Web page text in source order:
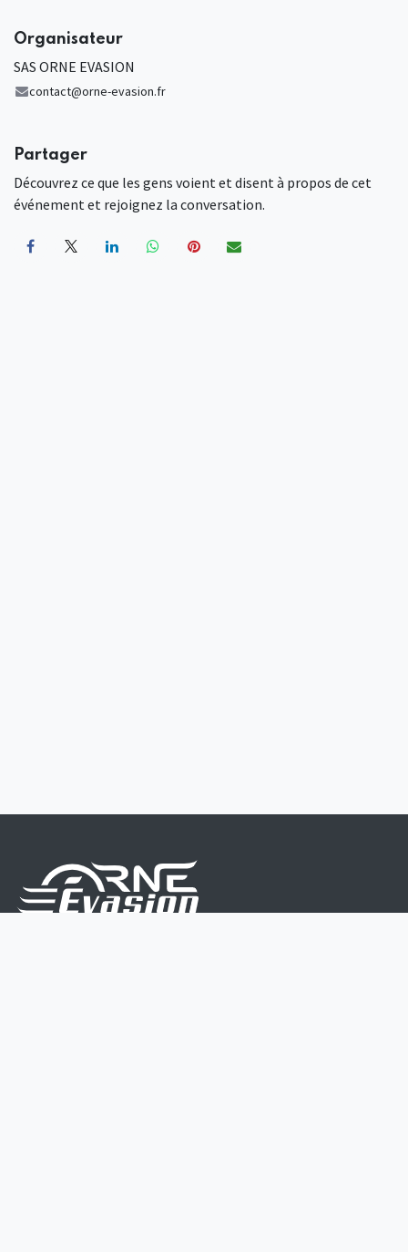
Organisateur
SAS ORNE EVASION
contact@orne-evasion.fr
Partager
Découvrez ce que les gens voient et disent à propos de cet
événement et rejoignez la conversation.